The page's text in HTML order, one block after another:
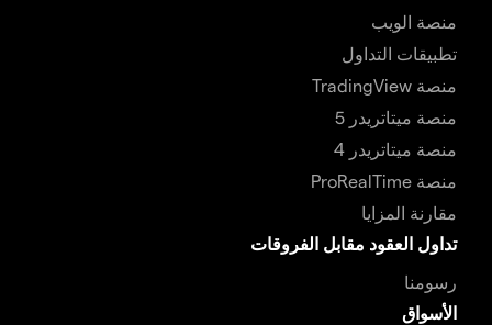
منصة الويب
تطبيقات التداول
منصة TradingView
منصة ميتاتريدر 5
منصة ميتاتريدر 4
منصة ProRealTime
مقارنة المزايا
تداول العقود مقابل الفروقات
رسومنا
الأسواق